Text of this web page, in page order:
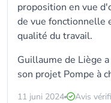
proposition en vue
de vue fonctionnelle
qualité du travail.
Guillaume de Liège
son projet Pompe à
11 juni 2024 Avis